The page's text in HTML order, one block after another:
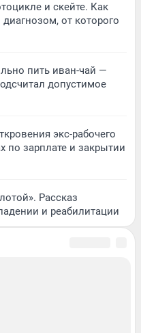
и скейте. Как
от которого
пить иван-чай —
допустимое
экс-рабочего
по зарплате и закрытии
Рассказ
и реабилитации